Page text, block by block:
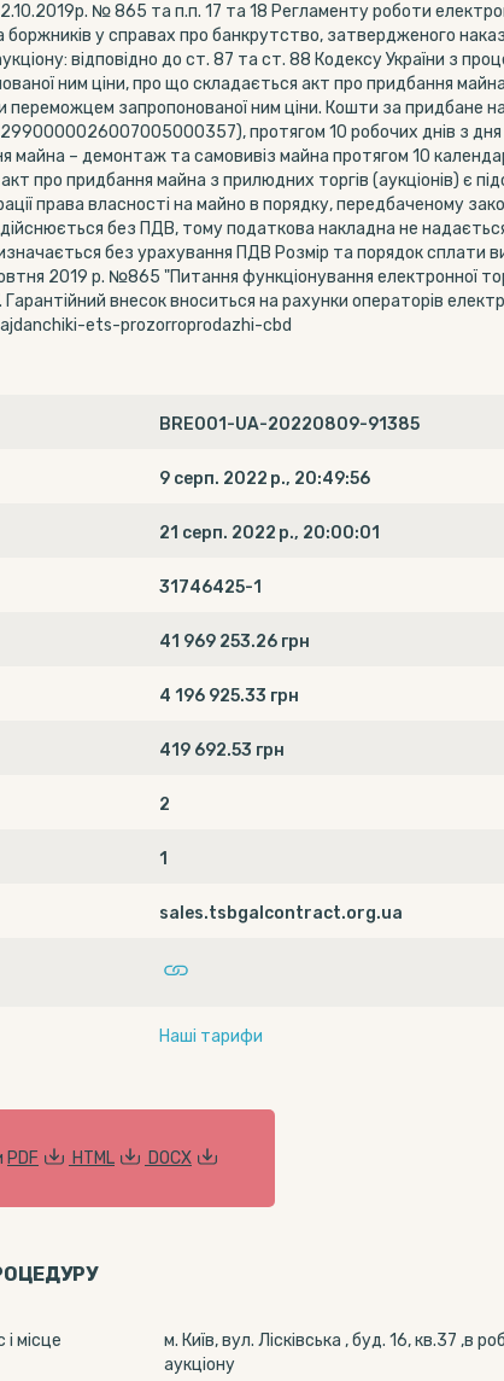
№ 865 та п.п. 17 та 18 Регламенту роботи
боржників у справах про банкрутство, затвердженого
відповідно до ст. 87 та ст. 88 Кодексу України з
ним ціни, про що складається акт про придбання
переможцем запропонованої ним ціни. Кошти за придбане
протягом 10 робочих днів з дня
майна – демонтаж та самовивіз майна протягом 10
про придбання майна з прилюдних торгів (аукціонів) є
права власності на майно в порядку, передбаченому
без ПДВ, тому податкова накладна не
без урахування ПДВ Розмір та порядок
2019 р. №865 "Питання функціонування електронної
внесок вноситься на рахунки операторів
ets-prozorroprodazhi-cbd
BRE001-UA-20220809-91385
9 серп. 2022 р., 20:49:56
21 серп. 2022 р., 20:00:01
31746425-1
41 969 253.26 грн
4 196 925.33 грн
419 692.53 грн
2
1
sales.tsbgalcontract.org.ua
Наші тарифи
PDF HTML DOCX
місце
м. Київ, вул. Лісківська , буд. 16, кв.37 ,в
аукціону